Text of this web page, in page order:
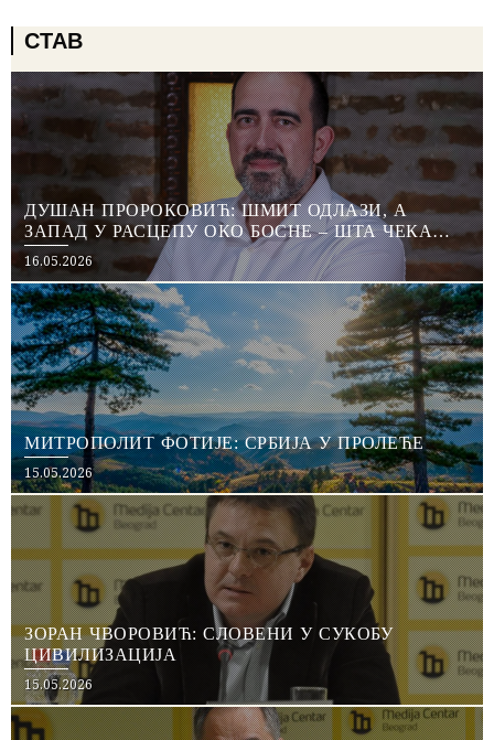
СТАВ
ДУШАН ПРОРОКОВИЋ: ШМИТ ОДЛАЗИ, А
ЗАПАД У РАСЦЕПУ ОКО БОСНЕ – ШТА ЧЕКА
СРПСКУ
Posted
on
16.05.2026
МИТРОПОЛИТ ФОТИЈЕ: СРБИЈА У ПРОЛЕЋЕ
Posted
on
15.05.2026
ЗОРАН ЧВОРОВИЋ: СЛОВЕНИ У СУКОБУ
ЦИВИЛИЗАЦИЈА
Posted
on
15.05.2026